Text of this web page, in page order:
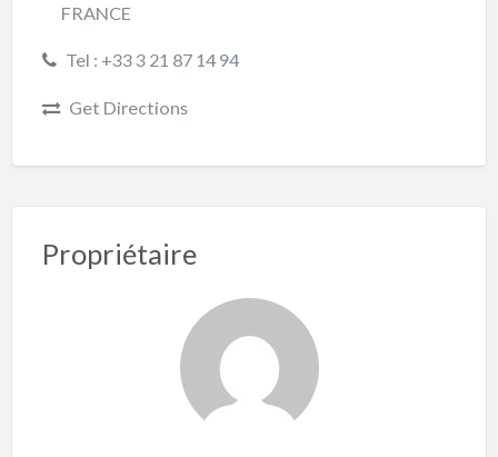
FRANCE
Tel : +33 3 21 87 14 94
Get Directions
Propriétaire